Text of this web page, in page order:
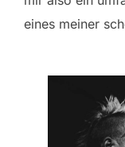
eines meiner